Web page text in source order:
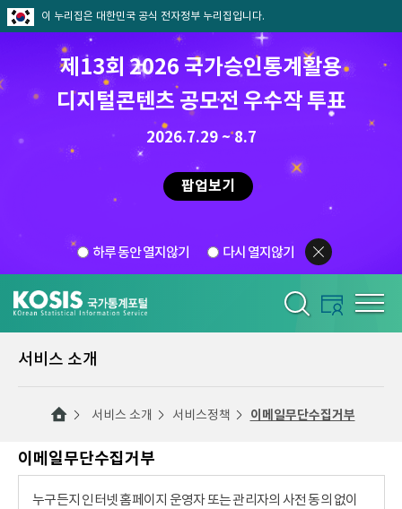
이 누리집은 대한민국 공식 전자정부 누리집입니다.
제13회 2026 국가승인통계활용
디지털콘텐츠 공모전 우수작 투표
2026.7.29 ~ 8.7
팝업보기
하루 동안 열지않기 다시 열지않기
서비스 소개
서비스 소개 서비스정책 이메일무단수집거부
이메일무단수집거부
누구든지 인터넷 홈페이지 운영자 또는 관리자의 사전 동의 없이